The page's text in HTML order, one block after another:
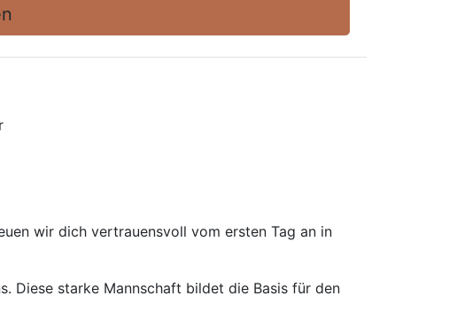
wir dich vertrauensvoll vom ersten Tag an in
Diese starke Mannschaft bildet die Basis für den